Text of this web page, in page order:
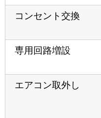
コンセント交換
専⽤回路増設
エアコン取外し